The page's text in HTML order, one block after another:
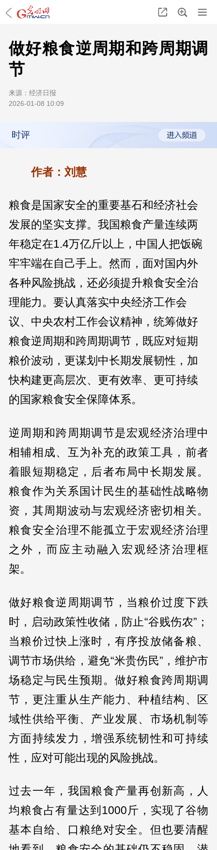
做好粮食逆周期和跨周期调
节
来源： 经济日报
2026-01-08 10:09
时评
作者：刘慧
粮食是国家安全的重要基石和经济社会
发展的坚实支撑。我国粮食产量连续两
年稳定在1.4万亿斤以上，中国人把饭碗
牢牢端在自己手上。然而，面对国内外
各种风险挑战，还必须提升粮食安全治
理能力。要认真落实中央经济工作会
议、中央农村工作会议精神，统筹做好
粮食逆周期和跨周期调节，既应对短期
粮价波动，更谋划中长期发展韧性，加
快构建更高层次、更有效率、更可持续
的国家粮食安全保障体系。
逆周期和跨周期调节是宏观经济治理中
相辅相成、互为补充的政策工具，前者
着眼短期稳定，后者布局中长期发展。
粮食作为关系国计民生的基础性战略物
资，其周期波动与宏观经济密切相关。
粮食安全治理不能孤立于宏观经济治理
之外，而应主动融入宏观经济治理框
架。
做好粮食逆周期调节，当粮价过度下跌
时，启动政策性收储，防止“谷贱伤农”；
当粮价过快上涨时，有序投放储备粮、
调节市场供给，避免“米贵伤民”，维护市
场稳定与民生预期。做好粮食跨周期调
节，更注重从生产能力、种植结构、区
域性供给平衡、产业发展、市场机制等
方面持续发力，增强系统韧性和可持续
性，应对可能出现的风险挑战。
过去一年，我国粮食产量再创新高，人
均粮食占有量达到1000斤，实现了谷物
基本自给、口粮绝对安全。但也要清醒